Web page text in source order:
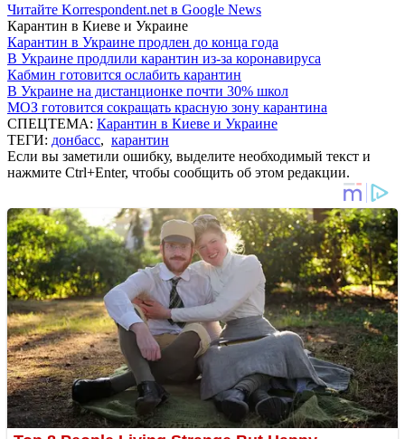
Читайте Korrespondent.net в Google News
Карантин в Киеве и Украине
Карантин в Украине продлен до конца года
В Украине продлили карантин из-за коронавируса
Кабмин готовится ослабить карантин
В Украине на дистанционке почти 30% школ
МОЗ готовится сокращать красную зону карантина
СПЕЦТЕМА: Карантин в Киеве и Украине
ТЕГИ: донбасс, карантин
Если вы заметили ошибку, выделите необходимый текст и
нажмите Ctrl+Enter, чтобы сообщить об этом редакции.